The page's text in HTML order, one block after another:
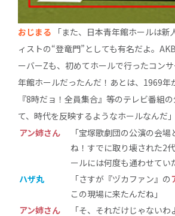
おじまる
「また、日本青年館ホールは新
ィストの“登竜門”としても有名だよ。
ーバーZも、初めてホールで行ったコン
年館ホールだったんだ！あとは、1969年
『8時だョ！全員集合』等のテレビ番組
て、時代を反映するようなホールなんだ」
アン姉さん
「宝塚歌劇団の公演の会
ね！すでに取り壊された2
ールには何度も通わせてい
ハザ丸
「さすが『ヅカファン』の
この現場に来たんだね」
アン姉さん
「そ、それだけじゃない